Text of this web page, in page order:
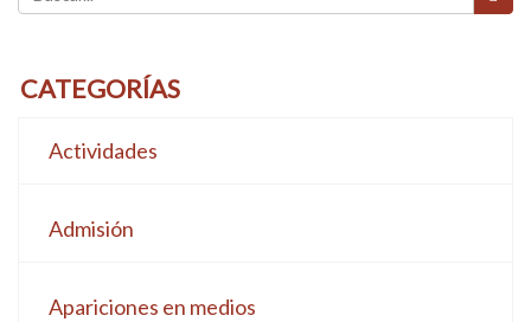
CATEGORÍAS
Actividades
Admisión
Apariciones en medios